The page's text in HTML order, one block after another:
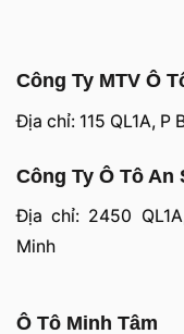
Công Ty MTV Ô
Địa chỉ: 115 QL1A, P
Công Ty Ô Tô An
Địa chỉ: 2450
Minh
Ô Tô Minh Tâm